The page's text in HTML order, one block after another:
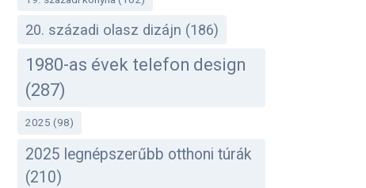
20. századi olasz dizájn (186)
1980-as évek telefon design
(287)
2025 (98)
2025 legnépszerűbb otthoni túrák
(210)